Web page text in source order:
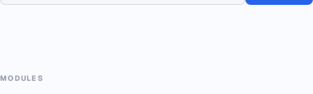
MODULES